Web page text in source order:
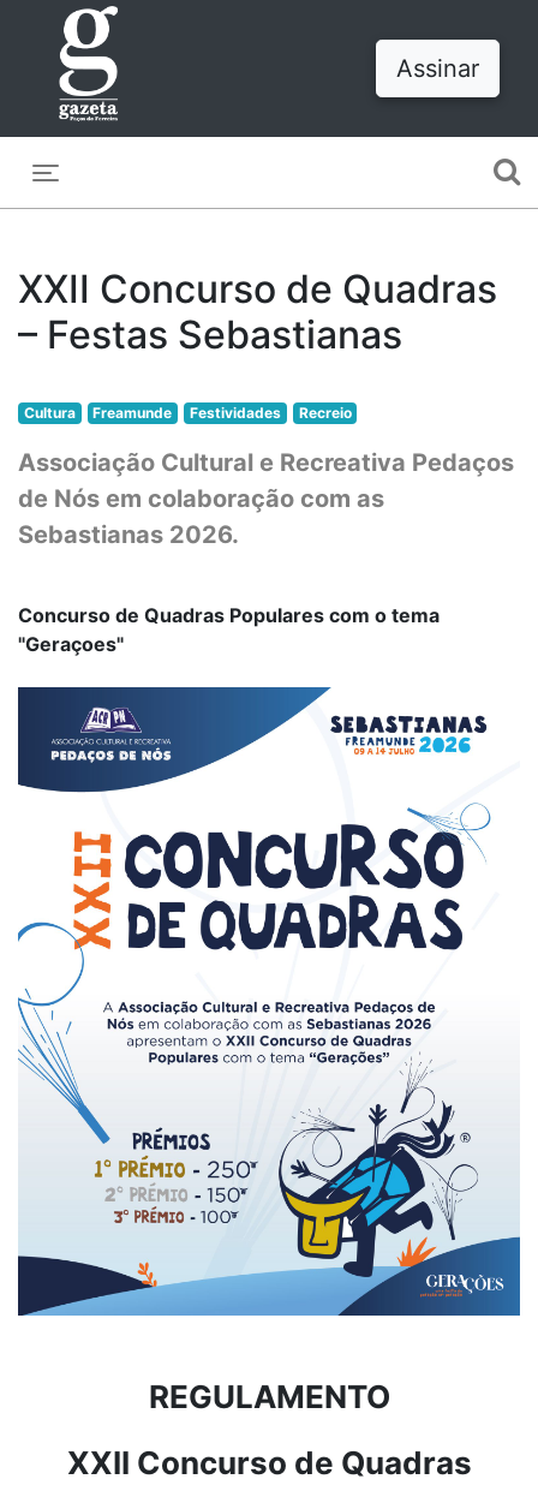
Assinar
XXII Concurso de Quadras
– Festas Sebastianas
Cultura Freamunde Festividades Recreio
Associação Cultural e Recreativa Pedaços
de Nós em colaboração com as
Sebastianas 2026.
Concurso de Quadras Populares com o tema
"Geraçoes"
REGULAMENTO
XXII Concurso de Quadras